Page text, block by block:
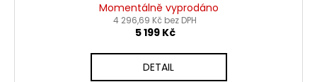
Momentálně vyprodáno
4 296,69 Kč bez DPH
5 199 Kč
DETAIL